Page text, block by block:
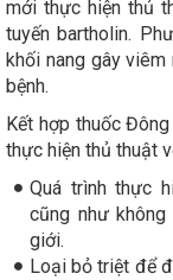
mới thực hiện thủ
tuyến bartholin.
khối nang gây
bệnh.
Kết hợp thuốc
thực hiện thủ thuật
Quá trình thực
cũng như
giới.
Loại bỏ triệt để